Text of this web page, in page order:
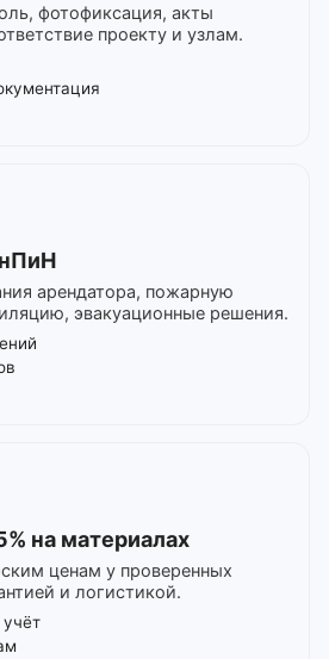
фотофиксация, акты
проекту и узлам.
арендатора, пожарную
эвакуационные решения.
на материалах
ценам у проверенных
и логистикой.